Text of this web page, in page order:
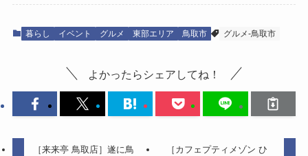
暮らし イベント グルメ 東部エリア 鳥取市 グルメ-鳥取市
よかったらシェアしてね！
［来来亭 鳥取店］遂に鳥
［カフェプティメゾン ひ